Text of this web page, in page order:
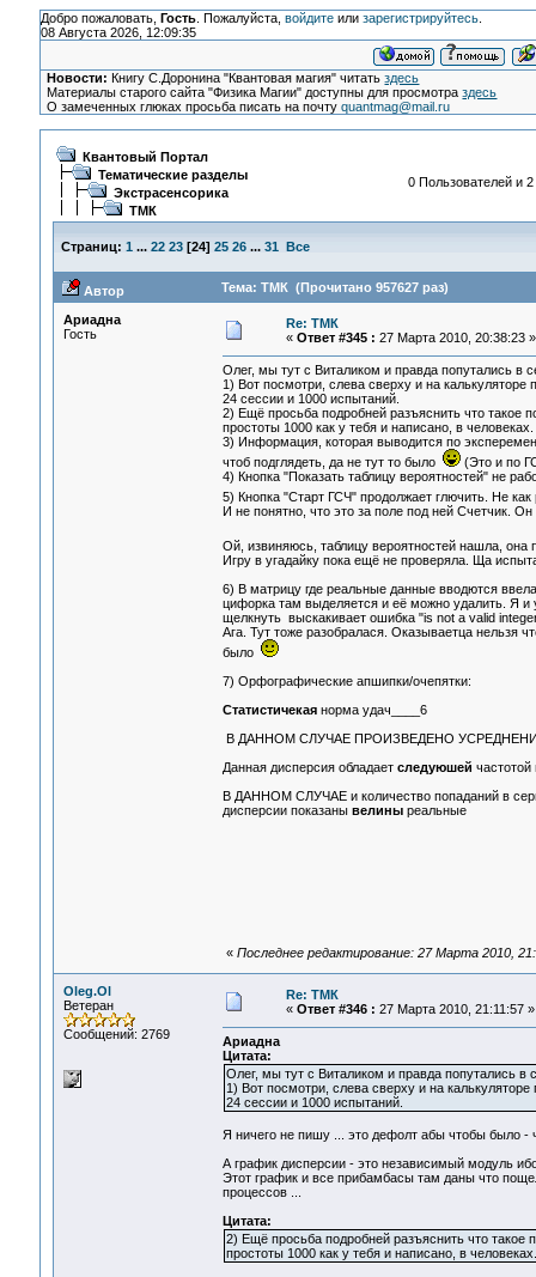
Добро пожаловать, Гость. Пожалуйста, войдитеили зарегистрируйтесь.
08 Августа 2026, 12:09:35
Новости: Книгу С.Доронина "Квантовая магия" читатьздесь
Материалы старого сайта "Физика Магии" доступны для просмотраздесь
О замеченных глюках просьба писать на почтуquantmag@mail.ru
Квантовый Портал
Тематические разделы
Экстрасенсорика
ТМК
0 Пользователей и
Страниц: 1 ... 22 23[24] 25 26 ... 31 Все
Автор Тема: ТМК (Прочитано 957627 раз)
Ариадна
Гость
Re: ТМК
« Ответ #345 : 27 Марта 2010, 20:38:23 »
Олег, мы тут с Виталиком и правда попутались в
1) Вот посмотри, слева сверху и на
24 сессии и 1000 испытаний.
2) Ещё просьба подробней разъяснить что
простоты 1000 как у тебя и написано, в человеках.
3) Информация, которая выводится по
чтоб подглядеть, да не тут то было
(Это и по
4) Кнопка "Показать таблицу вероятностей" не
5) Кнопка "Старт ГСЧ" продолжает глючить. Не
И не понятно, что это за поле под ней Счетчик.
Ой, извиняюсь, таблицу вероятностей нашла,
Игру в угадайку пока ещё не проверяла. Ща
6) В матрицу где реальные данные вводются
цифорка там выделяется и её можно удалить. Я и
щелкнуть выскакивает ошибка "is not a valid
Ага. Тут тоже разобралася. Оказываетца нельзя
было
7) Орфографические апшипки/очепятки:
Cтатистичекая норма удач____6
В ДАННОМ СЛУЧАЕ ПРОИЗВЕДЕНО
Данная дисперсия обладает следуюшей
В ДАННОМ СЛУЧАЕ и количество попаданий в
дисперсии показаны велины реальные
« Последнее редактирование: 27 Марта 2010,
Oleg.Ol
Ветеран
Сообщений: 2769
Re: ТМК
« Ответ #346 : 27 Марта 2010, 21:11:57 »
Ариадна
Цитата:
Олег, мы тут с Виталиком и правда попутались в
1) Вот посмотри, слева сверху и на
24 сессии и 1000 испытаний.
Я ничего не пишу ... это дефолт абы чтобы было -
А график дисперсии - это независимый модуль
Этот график и все прибамбасы там даны что
процессов ...
Цитата:
2) Ещё просьба подробней разъяснить что
простоты 1000 как у тебя и написано, в человеках.